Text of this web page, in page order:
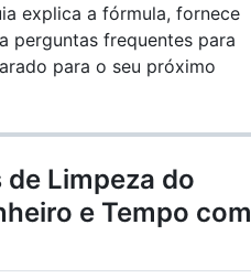
explica a fórmula, fornece
perguntas frequentes para
para o seu próximo
Limpeza do
e Tempo com